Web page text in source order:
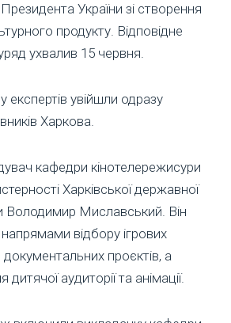
України зі створення
продукту. Відповідне
ухвалив 15 червня.
увійшли одразу
Харкова.
кафедри кінотелережисури
Харківської державної
Володимир Миславський. Він
відбору ігрових
документальних проєктів, а
аудиторії та анімації.